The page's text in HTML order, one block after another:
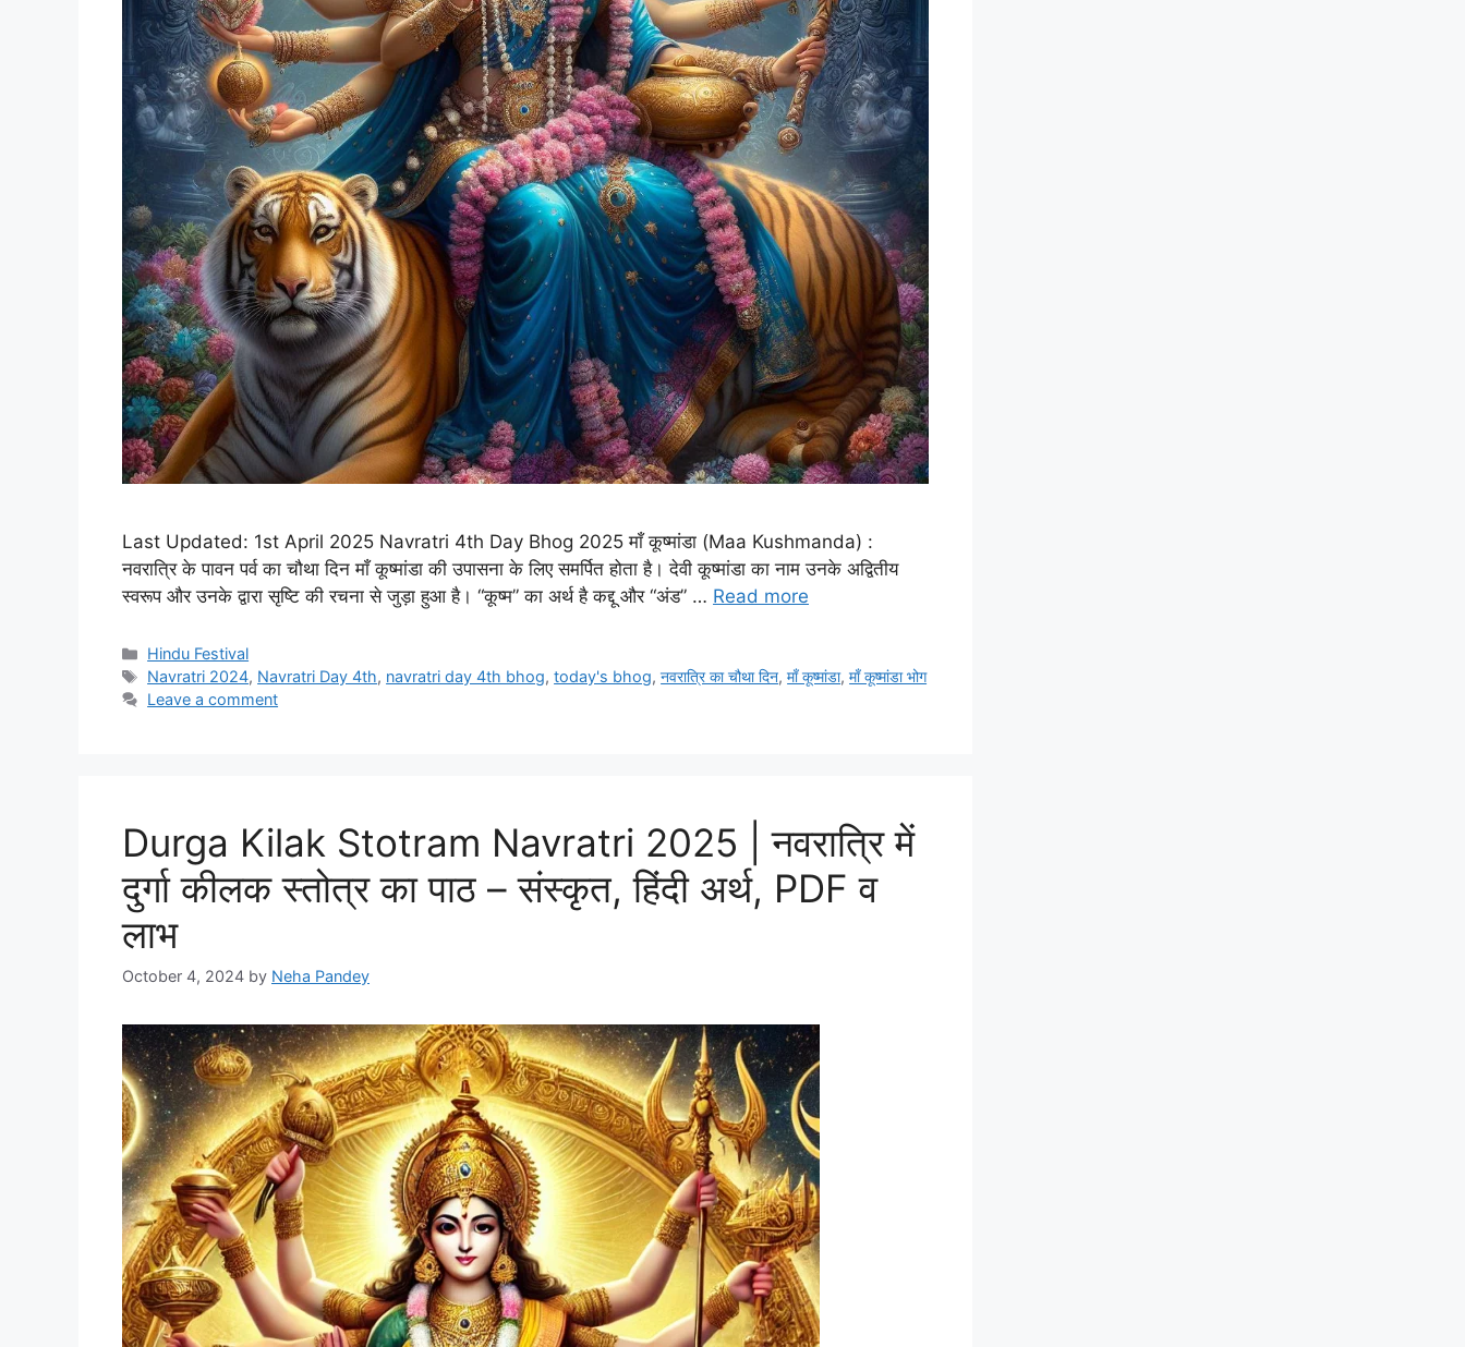
Last Updated: 1st April 2025 Navratri 4th Day Bhog 2025 माँ कूष्मांडा (Maa Kushmanda) :
नवरात्रि के पावन पर्व का चौथा दिन माँ कूष्मांडा की उपासना के लिए समर्पित होता है। देवी कूष्मांडा का नाम उनके अद्वितीय
स्वरूप और उनके द्वारा सृष्टि की रचना से जुड़ा हुआ है। “कूष्म” का अर्थ है कद्दू और “अंड” … Read more
Categories
Hindu Festival
Tags
Navratri 2024, Navratri Day 4th, navratri day 4th bhog,today's bhog,नवरात्रि का चौथा दिन,माँ कूष्मांडा,माँ कूष्मांडा भोग
Leave a comment
Durga Kilak Stotram Navratri 2025 | नवरात्रि में
दुर्गा कीलक स्तोत्र का पाठ – संस्कृत, हिंदी अर्थ, PDF व
लाभ
October 4, 2024 by Neha Pandey